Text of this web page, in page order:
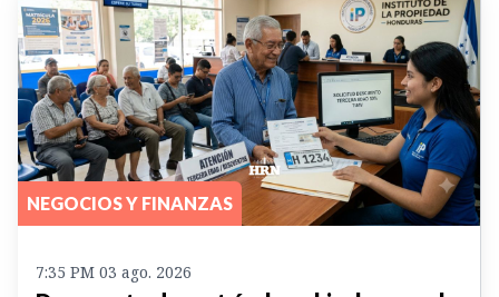
NEGOCIOS Y FINANZAS
7:35 PM 03 ago. 2026